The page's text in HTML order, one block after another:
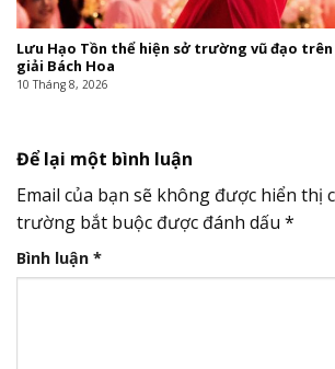
Lưu Hạo Tồn thể hiện sở trường vũ đạo trên
giải Bách Hoa
10 Tháng 8, 2026
Để lại một bình luận
Email của bạn sẽ không được hiển thị
trường bắt buộc được đánh dấu *
Bình luận *